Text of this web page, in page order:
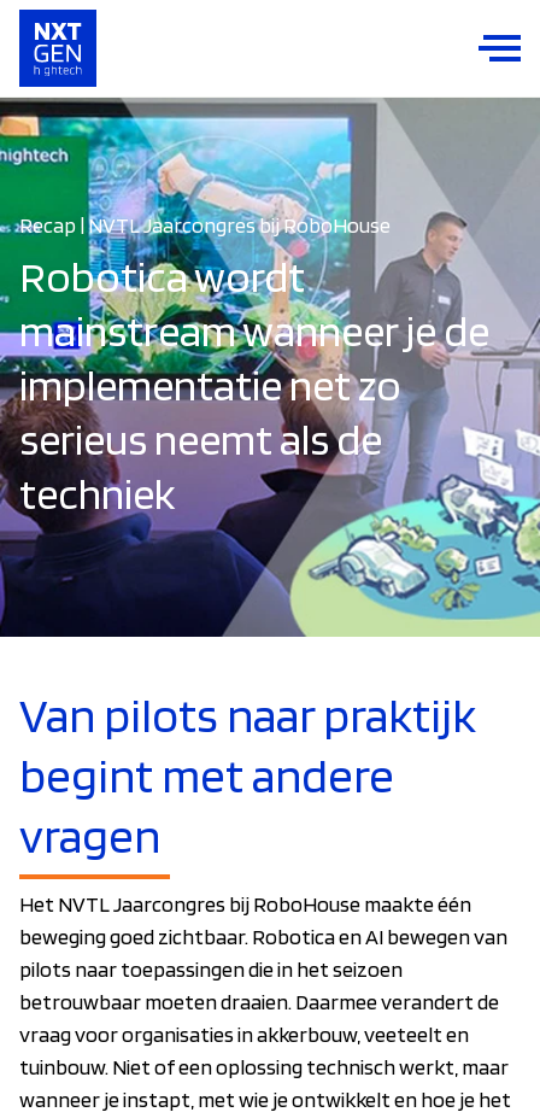
Recap | NVTL Jaarcongres bij RoboHouse
Robotica wordt
mainstream wanneer je de
implementatie net zo
serieus neemt als de
techniek
Van pilots naar praktijk
begint met andere
vragen
Het NVTL Jaarcongres bij RoboHouse maakte één
beweging goed zichtbaar. Robotica en AI bewegen van
pilots naar toepassingen die in het seizoen
betrouwbaar moeten draaien. Daarmee verandert de
vraag voor organisaties in akkerbouw, veeteelt en
tuinbouw. Niet of een oplossing technisch werkt, maar
wanneer je instapt, met wie je ontwikkelt en hoe je het